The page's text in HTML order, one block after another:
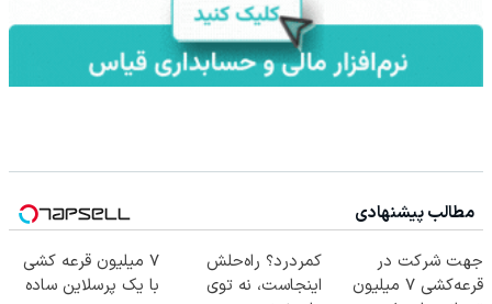
مطالب پیشنهادی
جهت شرکت در
قرعه‌کشی ۷ میلیون
کمردرد؟ راه‌حلش
اینجاست، نه توی
7 میلیون قرعه کشی
با یک پرسلاین ساده